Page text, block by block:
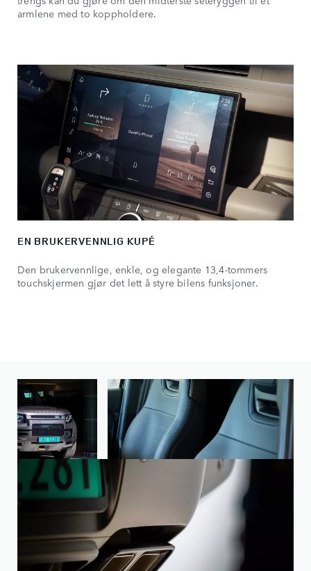
armlene med to koppholdere.
EN BRUKERVENNLIG KUPÉ
Den brukervennlige, enkle, og elegante 13,4-tommers
touchskjermen gjør det lett å styre bilens funksjoner.